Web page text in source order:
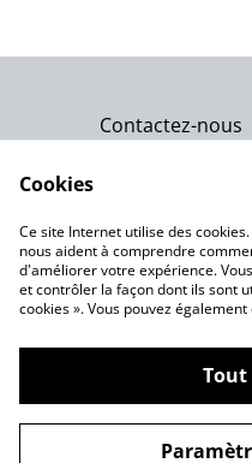
Contactez-nous
Politique de
Notre
©2026Gemme Celeste
Cookies
Ce site Internet utilise des
nous aident à comprendre
d'améliorer votre expérience.
et contrôler la façon dont ils sont
cookies ». Vous pouvez
Tout